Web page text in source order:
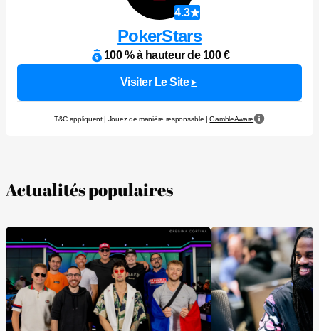
4.3
PokerStars
100 % à hauteur de 100 €
Visiter Le Site
T&C appliquent | Jouez de manière responsable |GambleAware
Actualités populaires